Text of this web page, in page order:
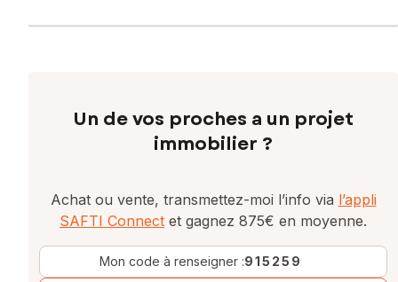
Un de vos proches a un projet
immobilier ?
Achat ou vente, transmettez-moi l’info via l’appli
SAFTI Connect et gagnez 875€ en moyenne.
Mon code à renseigner :915259